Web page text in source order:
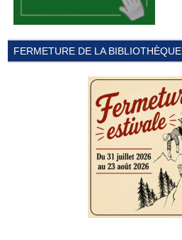
FERMETURE DE LA BIBLIOTHÈQUE